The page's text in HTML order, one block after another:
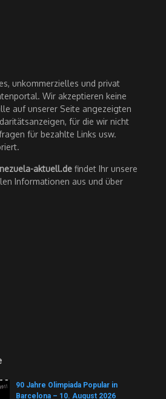
unkommerzielles und privat
Wir akzeptieren keine
auf unserer Seite angezeigten
für die wir nicht
für bezahlte Links usw.
aktuell.de findet Ihr unsere
Informationen aus und über
90 Jahre Olimpiada Popular in
Barcelona – 10. August 2026